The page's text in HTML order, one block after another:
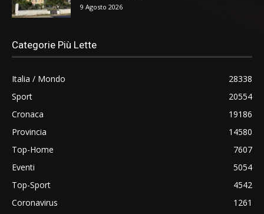
9 Agosto 2026
Categorie Più Lette
Italia / Mondo
28338
Sport
20554
Cronaca
19186
Provincia
14580
Top-Home
7607
Eventi
5054
Top-Sport
4542
Coronavirus
1261